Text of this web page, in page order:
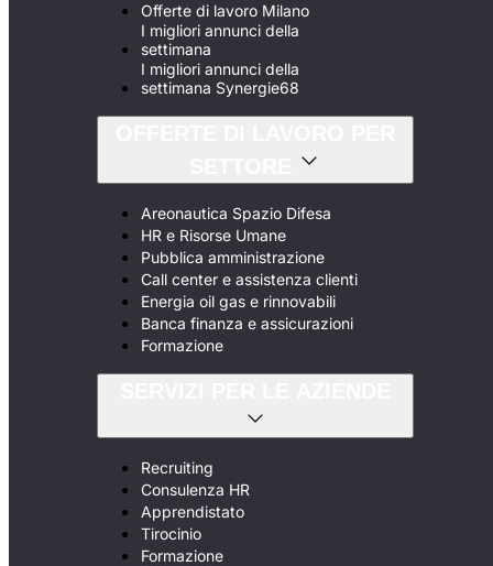
Offerte di lavoro Milano
I migliori annunci della
settimana
I migliori annunci della
settimana Synergie68
Areonautica Spazio Difesa
HR e Risorse Umane
Pubblica amministrazione
Call center e assistenza clienti
Energia oil gas e rinnovabili
Banca finanza e assicurazioni
Formazione
Recruiting
Consulenza HR
Apprendistato
Tirocinio
Formazione